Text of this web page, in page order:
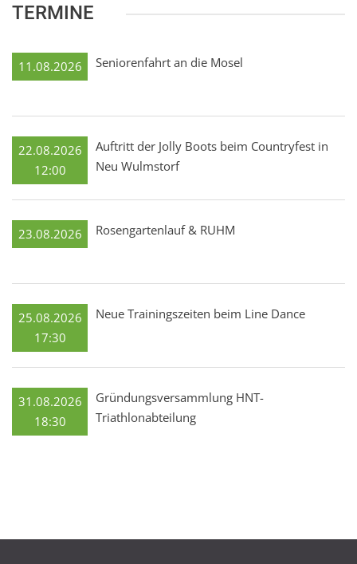
TERMINE
11.08.2026 Seniorenfahrt an die Mosel
22.08.2026
12:00
Auftritt der Jolly Boots beim Countryfest in
Neu Wulmstorf
23.08.2026 Rosengartenlauf & RUHM
25.08.2026
17:30
Neue Trainingszeiten beim Line Dance
31.08.2026
18:30
Gründungsversammlung HNT-
Triathlonabteilung